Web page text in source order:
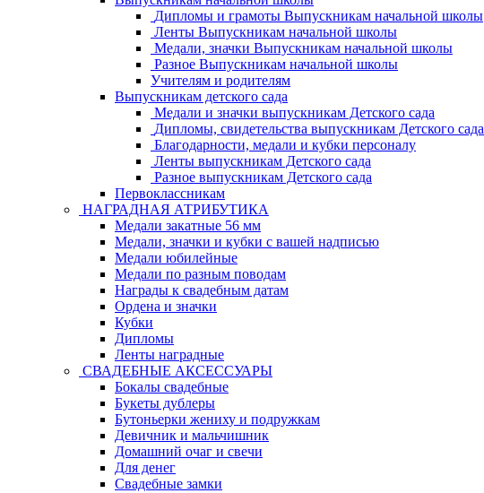
Дипломы и грамоты Выпускникам начальной школы
Ленты Выпускникам начальной школы
Медали, значки Выпускникам начальной школы
Разное Выпускникам начальной школы
Учителям и родителям
Выпускникам детского сада
Медали и значки выпускникам Детского сада
Дипломы, свидетельства выпускникам Детского сада
Благодарности, медали и кубки персоналу
Ленты выпускникам Детского сада
Разное выпускникам Детского сада
Первоклассникам
НАГРАДНАЯ АТРИБУТИКА
Медали закатные 56 мм
Медали, значки и кубки с вашей надписью
Медали юбилейные
Медали по разным поводам
Награды к свадебным датам
Ордена и значки
Кубки
Дипломы
Ленты наградные
СВАДЕБНЫЕ АКСЕССУАРЫ
Бокалы свадебные
Букеты дублеры
Бутоньерки жениху и подружкам
Девичник и мальчишник
Домашний очаг и свечи
Для денег
Свадебные замки